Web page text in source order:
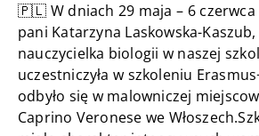
🇵🇱 W dniach 29 maja – 6 czerwca
pani Katarzyna Laskowska-Kaszub,
nauczycielka biologii w naszej
uczestniczyła w szkoleniu
odbyło się w malowniczej
Caprino Veronese we